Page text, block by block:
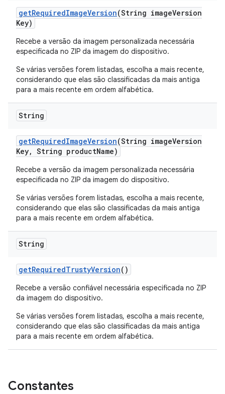
getRequiredImageVersion(String imageVersion
Key)
Recebe a versão da imagem personalizada necessária
especificada no ZIP da imagem do dispositivo.
Se várias versões forem listadas, escolha a mais recente,
considerando que elas são classificadas da mais antiga
para a mais recente em ordem alfabética.
String
getRequiredImageVersion(String imageVersion
Key, String productName)
Recebe a versão da imagem personalizada necessária
especificada no ZIP da imagem do dispositivo.
Se várias versões forem listadas, escolha a mais recente,
considerando que elas são classificadas da mais antiga
para a mais recente em ordem alfabética.
String
getRequiredTrustyVersion()
Recebe a versão confiável necessária especificada no ZIP
da imagem do dispositivo.
Se várias versões forem listadas, escolha a mais recente,
considerando que elas são classificadas da mais antiga
para a mais recente em ordem alfabética.
Constantes